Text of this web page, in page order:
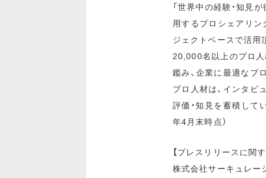
「世界中の経験・知見
用するプロシェアリン
ジェクトベースで活用
20,000名以上のプロ人
鑑み、企業に最適なプ
プロ人材は、インタビ
評価・知見を蓄積し
年4月末時点）
【プレスリリースに関
株式会社サーキュレー